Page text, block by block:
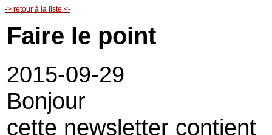
-> retour à la liste <-
Faire le point
2015-09-29
Bonjour
cette newsletter contient